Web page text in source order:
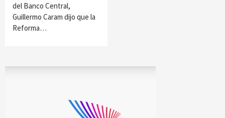
del Banco Central,
Guillermo Caram dijo que la
Reforma…